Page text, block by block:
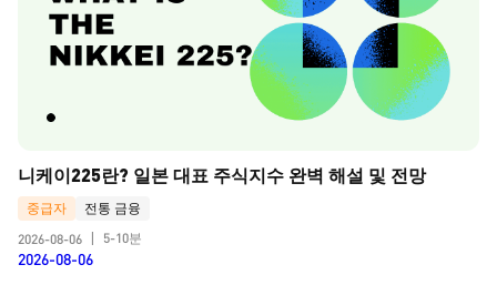
니케이225란? 일본 대표 주식지수 완벽 해설 및 전망
중급자
전통 금융
2026-08-06
5-10분
2026-08-06